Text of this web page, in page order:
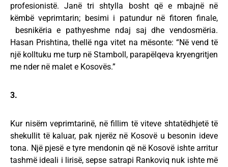
profesionistë. Janë tri shtylla bosht që e mbajnë në
këmbë veprimtarin; besimi i patundur në fitoren finale,
besnikëria e pathyeshme ndaj saj dhe vendosmëria.
Hasan Prishtina, thellë nga vitet na mësonte: “Në vend të
një kolltuku me turp në Stamboll, parapëlqeva kryengritjen
me nder në malet e Kosovës.”
3.
Kur nisëm veprimtarinë, në fillim të viteve shtatëdhjetë të
shekullit të kaluar, pak njerëz në Kosovë u besonin ideve
tona. Një pjesë e tyre mendonin që në Kosovë ishte arritur
tashmë ideali i lirisë, sepse satrapi Rankoviq nuk ishte më